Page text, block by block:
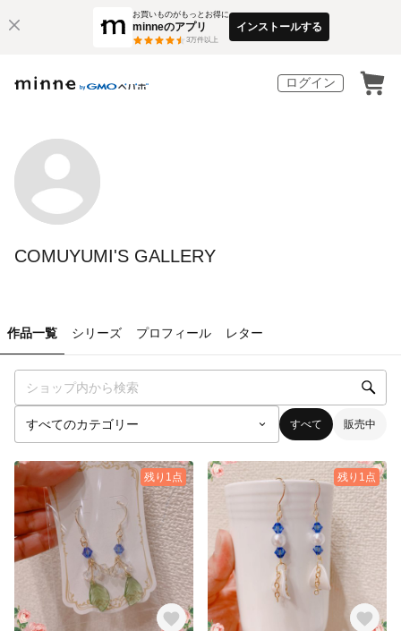
お買いものがもっとお得に
minneのアプリ
3万件以上
インストールする
ログイン
COMUYUMI'S GALLERY
作品一覧 シリーズ プロフィール レター
すべて 販売中
残り1点 残り1点